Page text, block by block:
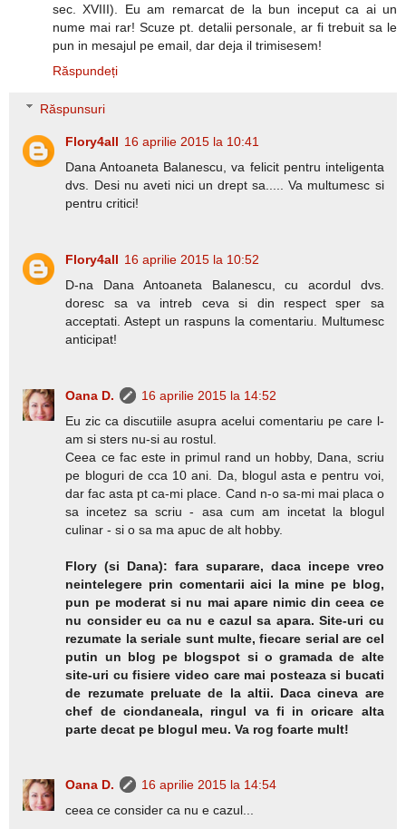
sec. XVIII). Eu am remarcat de la bun inceput ca ai un
nume mai rar! Scuze pt. detalii personale, ar fi trebuit sa le
pun in mesajul pe email, dar deja il trimisesem!
Răspundeți
Răspunsuri
Flory4all 16 aprilie 2015 la 10:41
Dana Antoaneta Balanescu, va felicit pentru inteligenta
dvs. Desi nu aveti nici un drept sa..... Va multumesc si
pentru critici!
Flory4all 16 aprilie 2015 la 10:52
D-na Dana Antoaneta Balanescu, cu acordul dvs.
doresc sa va intreb ceva si din respect sper sa
acceptati. Astept un raspuns la comentariu. Multumesc
anticipat!
Oana D.
16 aprilie 2015 la 14:52
Eu zic ca discutiile asupra acelui comentariu pe care l-
am si sters nu-si au rostul.
Ceea ce fac este in primul rand un hobby, Dana, scriu
pe bloguri de cca 10 ani. Da, blogul asta e pentru voi,
dar fac asta pt ca-mi place. Cand n-o sa-mi mai placa o
sa incetez sa scriu - asa cum am incetat la blogul
culinar - si o sa ma apuc de alt hobby.
Flory (si Dana): fara suparare, daca incepe vreo
neintelegere prin comentarii aici la mine pe blog,
pun pe moderat si nu mai apare nimic din ceea ce
nu consider eu ca nu e cazul sa apara. Site-uri cu
rezumate la seriale sunt multe, fiecare serial are cel
putin un blog pe blogspot si o gramada de alte
site-uri cu fisiere video care mai posteaza si bucati
de rezumate preluate de la altii. Daca cineva are
chef de ciondaneala, ringul va fi in oricare alta
parte decat pe blogul meu. Va rog foarte mult!
Oana D.
16 aprilie 2015 la 14:54
ceea ce consider ca nu e cazul...